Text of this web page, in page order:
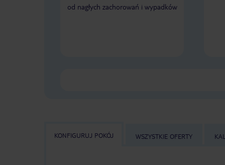
od nagłych zachorowań i wypadków
KONFIGURUJ POKÓJ WSZYSTKIE OFERTY